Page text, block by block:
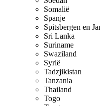
Somalië
Spanje
Spitsbergen en
Sri Lanka
Suriname
Swaziland
Syrië
Tadzjikistan
Tanzania
Thailand
Togo